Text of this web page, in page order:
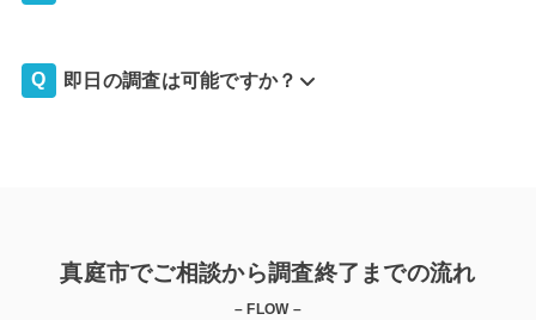
即日の調査は可能ですか？
真庭市でご相談から調査終了までの流れ
– FLOW –